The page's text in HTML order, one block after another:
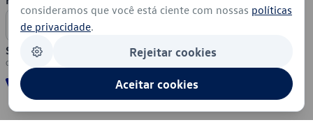
Segurança
consideramos que você está ciente com nossas políticas
de privacidade.
Rejeitar cookies
Aceitar cookies